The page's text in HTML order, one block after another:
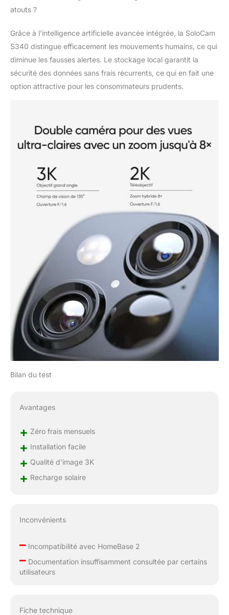
sécurité en seulement
5 minutes, grâce à une
rapide, sans câblage ni
complications avec la
camera surveillance wifi
atouts ?
Grâce à l’intelligence artificielle avancée intégrée, la SoloCam
S340 distingue efficacement les mouvements humains, ce qui
diminue les fausses alertes. Le stockage local garantit la
sécurité des données sans frais récurrents, ce qui en fait une
option attractive pour les consommateurs prudents.
Bilan du test
Avantages
+ Zéro frais mensuels
+ Installation facile
+ Qualité d’image 3K
+ Recharge solaire
Inconvénients
–Incompatibilité avec HomeBase 2
–Documentation insuffisamment consultée par certains
utilisateurs
Fiche technique